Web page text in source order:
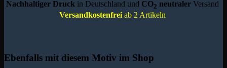
Nachhaltiger Druck in Deutschland und CO2 neutraler Versand
Versandkostenfreiab 2 Artikeln
Ebenfalls mit diesem Motiv im Shop